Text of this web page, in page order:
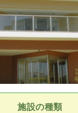
施設の種類